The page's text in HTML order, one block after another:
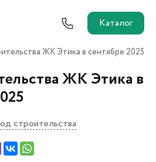
Каталог
и новоселам
ЖК Этика в сентябре 2025
ЖК Этика в
строительства